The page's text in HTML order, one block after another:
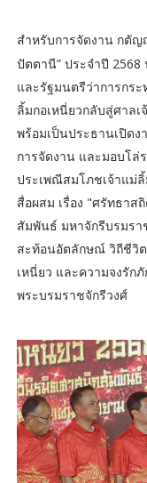
สำหรับการจัดงาน กตั
ปัตตานี” ประจำปี
และรัฐมนตรีว่าการกร
ลิ้มกอเหนี่ยวกลับสู่ศาล
พร้อมเป็นประธานเปิด
การจัดงาน และมอบโล่
ประเพณีสมโภชเจ้าแม่
สื่อผสม เรื่อง "ศรัทธาส
สัมพันธ์ มหาจักรีบรมร
สะท้อนอัตลักษณ์ วิถีชีวิต
เหนี่ยว และความจงรัก
พระบรมราชจักรีวงศ์